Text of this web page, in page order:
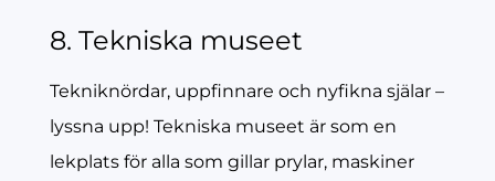
8. Tekniska museet
Tekniknördar, uppfinnare och nyfikna själar –
lyssna upp! Tekniska museet är som en
lekplats för alla som gillar prylar, maskiner